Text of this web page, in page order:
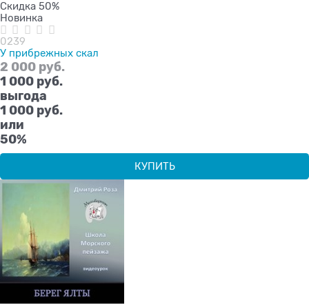
Скидка 50%
Новинка
0239
У прибрежных скал
2 000 руб.
1 000 руб.
выгода
1 000 руб.
или
50%
КУПИТЬ